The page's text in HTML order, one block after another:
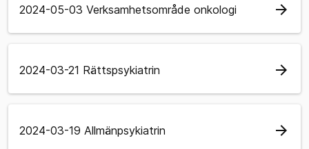
2024-05-03 Verksamhetsområde onkologi arrow_forward
2024-03-21 Rättspsykiatrin arrow_forward
2024-03-19 Allmänpsykiatrin arrow_forward